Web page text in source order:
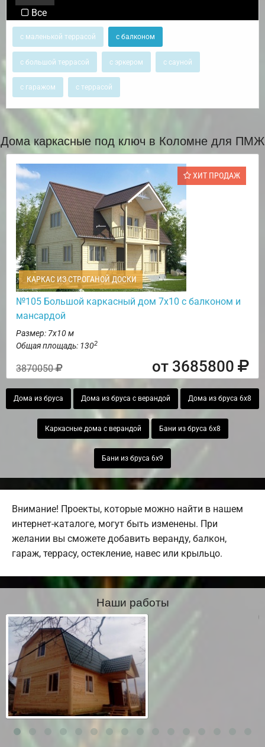
Все
с маленькой террасой с балконом
с большой террасой с эркером с сауной
с гаражом с террасой
Дома каркасные под ключ в Коломне для ПМЖ
ХИТ ПРОДАЖ
КАРКАС ИЗ СТРОГАНОЙ ДОСКИ
№105 Большой каркасный дом 7х10 с балконом и
мансардой
Размер: 7х10 м
Общая площадь: 1302
3870050 от 3685800
Дома из бруса Дома из бруса с верандой Дома из бруса 6х8
Каркасные дома с верандой Бани из бруса 6х8
Бани из бруса 6х9
Внимание! Проекты, которые можно найти в нашем
интернет-каталоге, могут быть изменены. При
желании вы сможете добавить веранду, балкон,
гараж, террасу, остекление, навес или крыльцо.
Наши работы